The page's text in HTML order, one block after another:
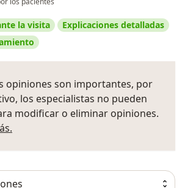
la visita
Explicaciones detalladas
opiniones son importantes, por
los especialistas no pueden
modificar o eliminar opiniones.